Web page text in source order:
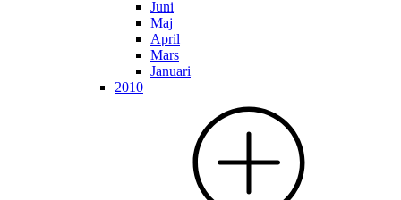
Juni
Maj
April
Mars
Januari
2010